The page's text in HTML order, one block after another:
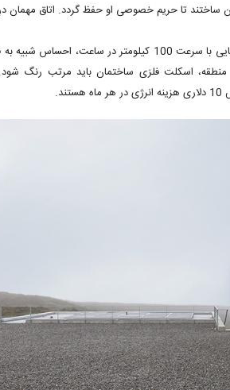
ساختند تا حریم خصوصی او حفظ گردد. اتاق
آب و هوای ساحلی بسیار ناملایم است. بارندگی های فراوان، مه و بادهایی با سرعت 100 کیلومتر در
منطقه، اسکلت فلزی ساختمان باید مرتب رنگ